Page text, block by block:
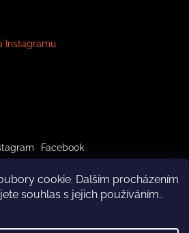
cookie. Dalším procházením
souhlas s jejich používáním..
Instagramu
Facebook